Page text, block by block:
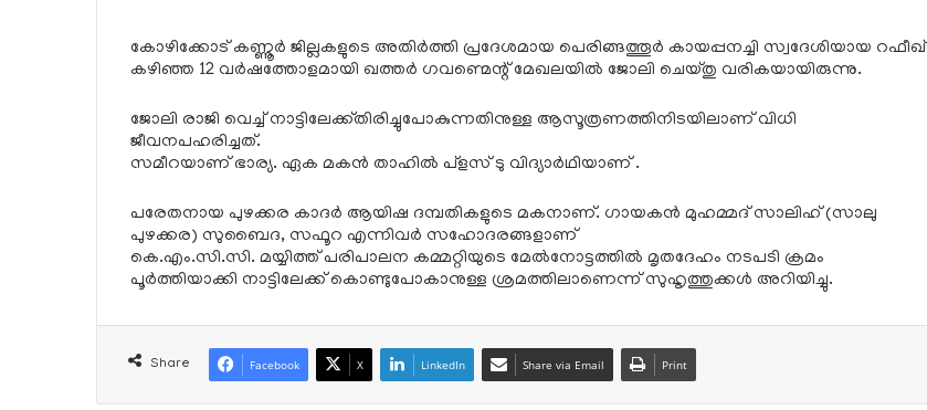
കോഴിക്കോട് കണ്ണൂര്‍ ജില്ലകളുടെ അതിര്‍ത്തി പ്രദേശമായ പെരിങ്ങത്തൂര്‍ കായപ്പനച്ചി സ്വദേശിയായ റഫീഖ്
കഴിഞ്ഞ 12 വര്‍ഷത്തോളമായി ഖത്തര്‍ ഗവണ്മെന്റ് മേഖലയില്‍ ജോലി ചെയ്തു വരികയായിരുന്നു.
ജോലി രാജി വെച്ച് നാട്ടിലേക്ക്തിരിച്ചുപോകുന്നതിനുള്ള ആസൂത്രണത്തിനിടയിലാണ് വിധി
ജീവനപഹരിച്ചത്.
സമീറയാണ് ഭാര്യ. ഏക മകന്‍ താഹില്‍ പ്‌ളസ് ടു വിദ്യാര്‍ഥിയാണ് .
പരേതനായ പുഴക്കര കാദര്‍ ആയിഷ ദമ്പതികളുടെ മകനാണ്. ഗായകന്‍ മുഹമ്മദ് സാലിഹ് (സാലു
പുഴക്കര) സുബൈദ, സഫൂറ എന്നിവര്‍ സഹോദരങ്ങളാണ്
കെ.എം.സി.സി. മയ്യിത്ത് പരിപാലന കമ്മറ്റിയുടെ മേല്‍നോട്ടത്തില്‍ മൃതദേഹം നടപടി ക്രമം
പൂര്‍ത്തിയാക്കി നാട്ടിലേക്ക് കൊണ്ടുപോകാനുള്ള ശ്രമത്തിലാണെന്ന് സുഹൃത്തുക്കള്‍ അറിയിച്ചു.
Share Facebook X LinkedIn Share via Email Print